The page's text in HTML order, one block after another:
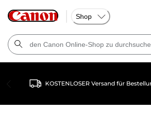
Shop
KOSTENLOSER Versand für